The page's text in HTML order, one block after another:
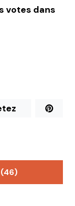
votes dans